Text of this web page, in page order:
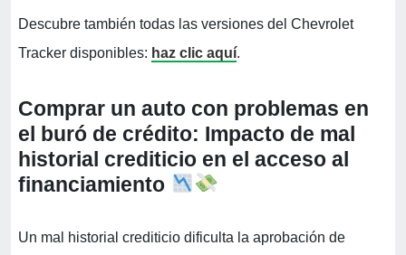
Descubre también todas las versiones del Chevrolet
Tracker disponibles: haz clic aquí.
Comprar un auto con problemas en
el buró de crédito: Impacto de mal
historial crediticio en el acceso al
financiamiento
Un mal historial crediticio dificulta la aprobación de